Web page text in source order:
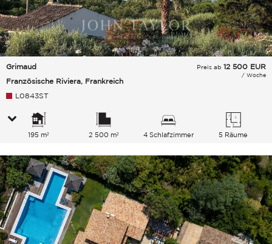
Grimaud
Französische Riviera, Frankreich
Preis ab 12 500 EUR
/ Woche
L0843ST
195 m² 2 500 m² 4 Schlafzimmer 5 Räume